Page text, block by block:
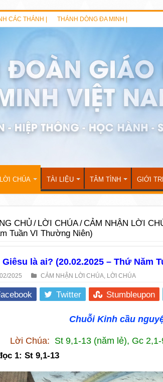
CÁC THÁNH | THÁNH DÒNG ĐA MINH |
LỜI CHÚA TÀI LIỆU TÂM TÌNH GIỚI
CHỦ / LỜI CHÚA/CẢM NHẬN LỜI
Tuần VI Thường Niên)
là ai? (20.02.2025 – Thứ Năm
2025 CẢM NHẬN LỜI CHÚA, LỜI CHÚA
Twitter Stumbleupon
Chuỗi Kinh cầu
Lời Chúa: St 9,1-13 (năm lẻ), Gc
1: St 9,1-13